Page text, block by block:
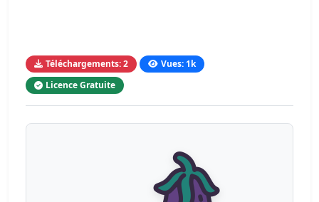
Téléchargements: 2
Vues: 1k
Licence Gratuite